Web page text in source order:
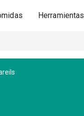
Herramientas